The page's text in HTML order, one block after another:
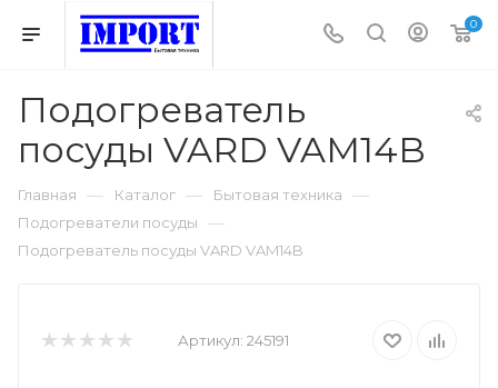
0
Подогреватель
посуды VARD VAM14B
Главная — Каталог — Бытовая техника —
Подогреватели посуды —
Подогреватель посуды VARD VAM14B
Артикул: 245191